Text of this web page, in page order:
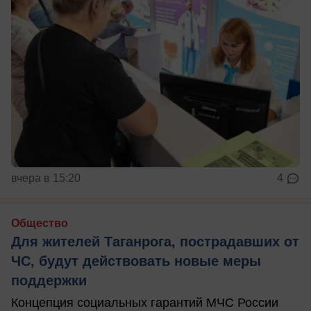
вчера в 15:20 4
Общество
Для жителей Таганрога, пострадавших от
ЧС, будут действовать новые меры
поддержки
Концепция социальных гарантий МЧС России